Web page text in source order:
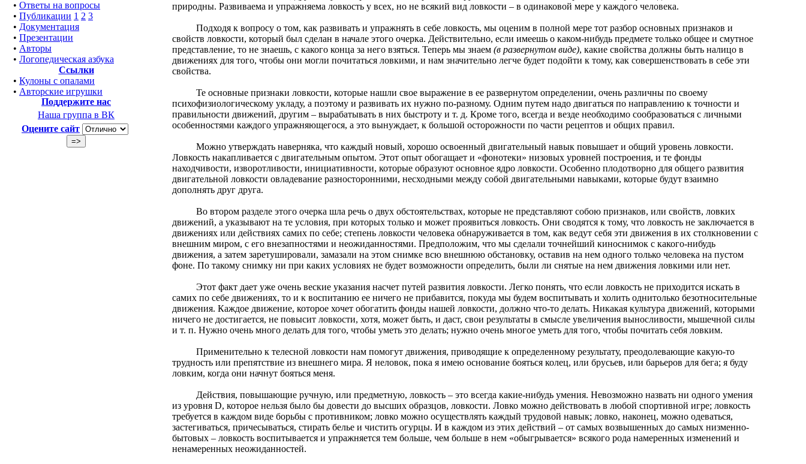
• Ответы на вопросы
• Публикации 1 2 3
• Документация
• Презентации
• Авторы
• Логопедическая азбука
Ссылки
• Кулоны с опалами
• Авторские игрушки
Поддержите нас
Наша группа в ВК
Оцените сайт
природны. Развиваема и упражняема ловкость у всех, но не всякий вид ловкости – в одинаковой мере у каждого человека.
Подходя к вопросу о том, как развивать и упражнять в себе ловкость, мы оценим в полной мере тот разбор основных признаков и
свойств ловкости, который был сделан в начале этого очерка. Действительно, если имеешь о каком-нибудь предмете только общее и смутное
представление, то не знаешь, с какого конца за него взяться. Теперь мы знаем (в развернутом виде), какие свойства должны быть налицо в
движениях для того, чтобы они могли почитаться ловкими, и нам значительно легче будет подойти к тому, как совершенствовать в себе эти
свойства.
Те основные признаки ловкости, которые нашли свое выражение в ее развернутом определении, очень различны по своему
психофизиологическому укладу, а поэтому и развивать их нужно по-разному. Одним путем надо двигаться по направлению к точности и
правильности движений, другим – вырабатывать в них быстроту и т. д. Кроме того, всегда и везде необходимо сообразоваться с личными
особенностями каждого упражняющегося, а это вынуждает, к большой осторожности по части рецептов и общих правил.
Можно утверждать наверняка, что каждый новый, хорошо освоенный двигательный навык повышает и общий уровень ловкости.
Ловкость накапливается с двигательным опытом. Этот опыт обогащает и «фонотеки» низовых уровней построения, и те фонды
находчивости, изворотливости, инициативности, которые образуют основное ядро ловкости. Особенно плодотворно для общего развития
двигательной ловкости овладевание разносторонними, несходными между собой двигательными навыками, которые будут взаимно
дополнять друг друга.
Во втором разделе этого очерка шла речь о двух обстоятельствах, которые не представляют собою признаков, или свойств, ловких
движений, а указывают на те условия, при которых только и может проявиться ловкость. Они сводятся к тому, что ловкость не заключается в
движениях или действиях самих по себе; степень ловкости человека обнаруживается в том, как ведут себя эти движения в их столкновении с
внешним миром, с его внезапностями и неожиданностями. Предположим, что мы сделали точнейший киноснимок с какого-нибудь
движения, а затем заретушировали, замазали на этом снимке всю внешнюю обстановку, оставив на нем одного только человека на пустом
фоне. По такому снимку ни при каких условиях не будет возможности определить, были ли снятые на нем движения ловкими или нет.
Этот факт дает уже очень веские указания насчет путей развития ловкости. Легко понять, что если ловкость не приходится искать в
самих по себе движениях, то и к воспитанию ее ничего не прибавится, покуда мы будем воспитывать и холить однитолько безотносительные
движения. Каждое движение, которое хочет обогатить фонды нашей ловкости, должно что-то делать. Никакая культура движений, которыми
ничего не достигается, не повысит ловкости, хотя, может быть, и даст, свои результаты в смысле увеличения выносливости, мышечной силы
и т. п. Нужно очень много делать для того, чтобы уметь это делать; нужно очень многое уметь для того, чтобы почитать себя ловким.
Применительно к телесной ловкости нам помогут движения, приводящие к определенному результату, преодолевающие какую-то
трудность или препятствие из внешнего мира. Я неловок, пока я имею основание бояться колец, или брусьев, или барьеров для бега; я буду
ловким, когда они начнут бояться меня.
Действия, повышающие ручную, или предметную, ловкость – это всегда какие-нибудь умения. Невозможно назвать ни одного умения
из уровня D, которое нельзя было бы довести до высших образцов, ловкости. Ловко можно действовать в любой спортивной игре; ловкость
требуется в каждом виде борьбы с противником; ловко можно осуществлять каждый трудовой навык; ловко, наконец, можно одеваться,
застегиваться, причесываться, стирать белье и чистить огурцы. И в каждом из этих действий – от самых возвышенных до самых низменно-
бытовых – ловкость воспитывается и упражняется тем больше, чем больше в нем «обыгрывается» всякого рода намеренных изменений и
ненамеренных неожиданностей.